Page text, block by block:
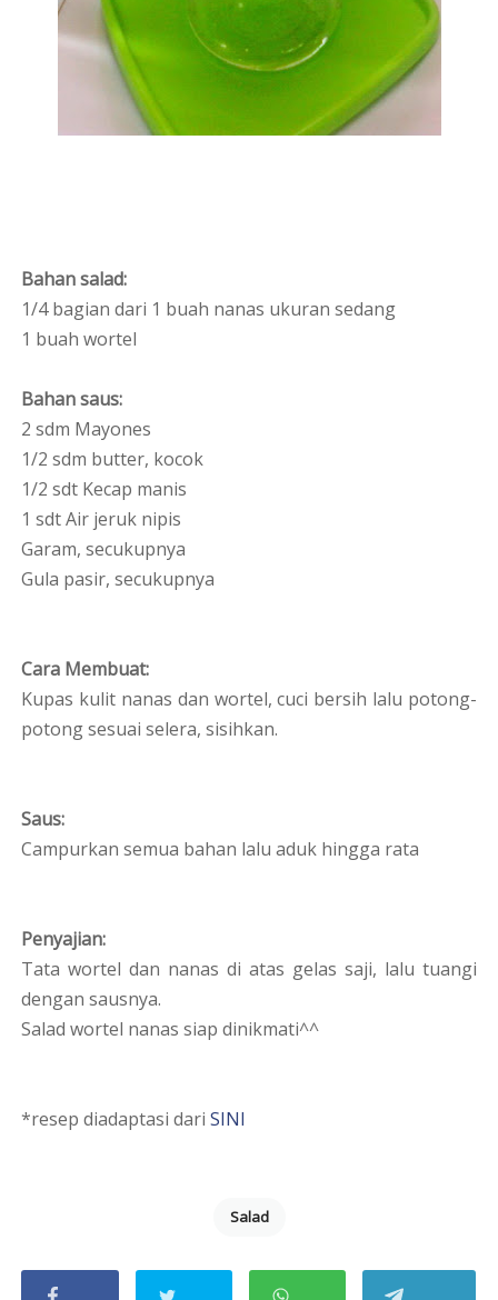
Bahan salad:
1/4 bagian dari 1 buah nanas ukuran sedang
1 buah wortel
Bahan saus:
2 sdm Mayones
1/2 sdm butter, kocok
1/2 sdt Kecap manis
1 sdt Air jeruk nipis
Garam, secukupnya
Gula pasir, secukupnya
Cara Membuat:
Kupas kulit nanas dan wortel, cuci bersih lalu potong-
potong sesuai selera, sisihkan.
Saus:
Campurkan semua bahan lalu aduk hingga rata
Penyajian:
Tata wortel dan nanas di atas gelas saji, lalu tuangi
dengan sausnya.
Salad wortel nanas siap dinikmati^^
*resep diadaptasi dariSINI
Salad